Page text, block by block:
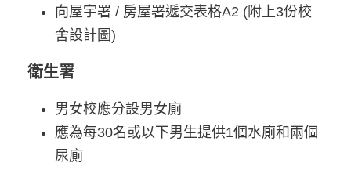
向屋宇署 / 房屋署遞交表格A2 (附上3份校
舍設計圖)
衛生署
男女校應分設男女廁
應為每30名或以下男生提供1個水廁和兩個
尿廁